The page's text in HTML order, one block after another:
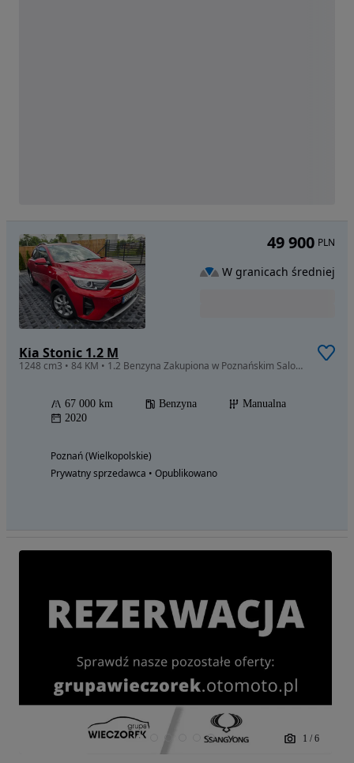
Kia Stonic 1.2 M
1248 cm3 • 84 KM • 1.2 Benzyna Zakupiona w Poznańskim Salonie 1 WŁAŚCICIEL 67.000 TYŚ KM
67 000 km Benzyna
Manualna
2020
Poznań (Wielkopolskie)
Prywatny sprzedawca • Opublikowano
49 900 PLN
W granicach średniej
1 / 6